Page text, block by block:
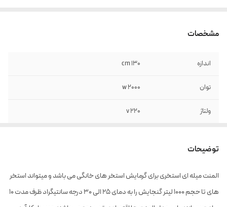
مشخصات
اندازه 130 cm
توان 2000 w
ولتاژ 220 v
رنج دمایی 20 - 25 درجه
توضیحات
المنت میله ای استخری برای گرمایش استخر های خانگی می باشد و میتواند استخر
های تا حجم 1000 لیتر گنجایش را به دمای 25 الی 30 درجه سانتیگراد ظرف مدت 10